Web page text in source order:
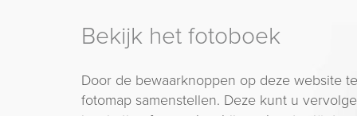
Bekijk het fotoboek
Door de bewaarknoppen op deze website
fotomap samenstellen. Deze kunt u